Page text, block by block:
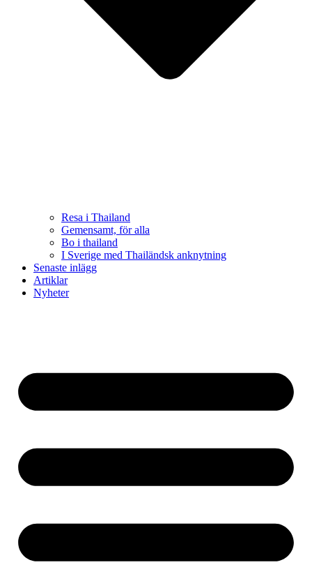
Resa i Thailand
Gemensamt, för alla
Bo i thailand
I Sverige med Thailändsk anknytning
Senaste inlägg
Artiklar
Nyheter